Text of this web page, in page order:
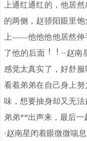
上通红通红的，他居
的两侧，赵骄阳眼里
上——他他他他居然伸
了他的后面
··赵
感觉太真实了，好舒
看着弟弟在自己身上
味，想要抽身却又无
弟弟**出声来，最后一
·赵南星闭着眼微微喘